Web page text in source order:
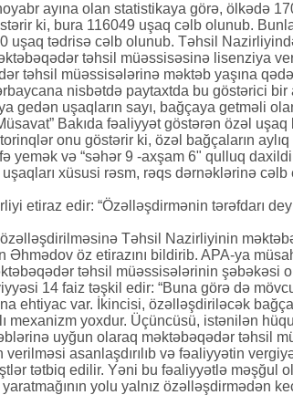
ayına olan statistikaya görə, ölkədə
ki, bura 116049 uşaq cəlb olunub.
uşaq tədrisə cəlb olunub. Təhsil
təhsil müəssisəsinə lisenziya
təhsil müəssisələrinə məktəb yaşına
nisbətdə paytaxtda bu göstərici bir
gedən uşaqların sayı, bağçaya getməli
Bakıda fəaliyyət göstərən özəl
onu göstərir ki, özəl bağçaların
yemək və “səhər 9 -axşam 6" qulluq
xüsusi rəsm, rəqs dərnəklərinə cəlb
etiraz edir: “Özəlləşdirmənin tərəfdarı
özəlləşdirilməsinə Təhsil Nazirliyinin
Əhmədov öz etirazını bildirib. APA-ya
təhsil müəssisələrinin şəbəkəsi
14 faiz təşkil edir: “Buna görə də
ehtiyac var. İkincisi, özəlləşdiriləcək
mexanizm yoxdur. Üçüncüsü, istənilən
uyğun olaraq məktəbəqədər təhsil
verilməsi asanlaşdırılıb və fəaliyyətin
tətbiq edilir. Yəni bu fəaliyyətlə məşğul
yolu yalnız özəlləşdirmədən